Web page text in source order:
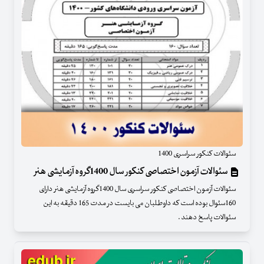
سئوالات کنکور سراسری 1400
سئوالات آزمون اختصاصی کنکور سال 1400گروه آزمایشی هنر
سئوالات آزمون اختصاصی کنکور سراسری سال 1400گروه آزمایشی هنر دارای
160سئوال بوده است که داوطلبان می بایست در مدت 165 دقیقه به این
سئوالات پاسخ دهند .